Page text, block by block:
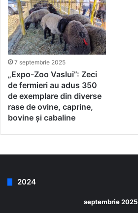
7 septembrie 2025
„Expo-Zoo Vaslui”: Zeci
de fermieri au adus 350
de exemplare din diverse
rase de ovine, caprine,
bovine și cabaline
2024
septembrie 2025